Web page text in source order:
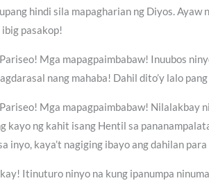
hindi sila mapagharian ng Diyos. Ayaw
pasakop!
Mga mapagpaimbabaw! Inuubos
nang mahaba! Dahil dito’y lalo
Mga mapagpaimbabaw! Nilalakbay
kayo ng kahit isang Hentil sa
inyo, kaya’t nagiging ibayo ang dahilan
Itinuturo ninyo na kung ipanumpa